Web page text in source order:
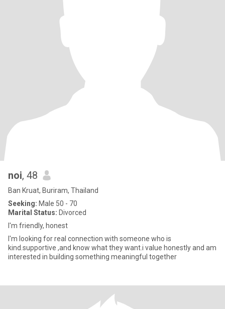
noi, 48
Ban Kruat, Buriram, Thailand
Seeking: Male 50 - 70
Marital Status: Divorced
I'm friendly, honest
I'm looking for real connection with someone who is
kind.supportive ,and know what they want.i value honestly and am
interested in building something meaningful together